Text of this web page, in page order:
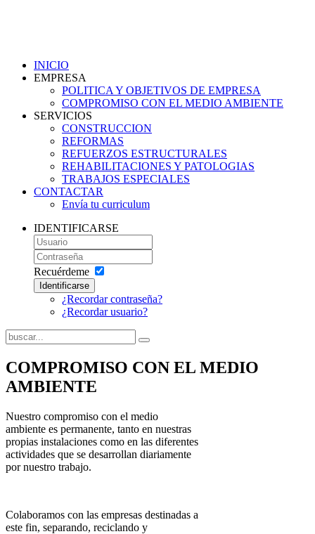
INICIO
EMPRESA
POLITICA Y OBJETIVOS DE EMPRESA
COMPROMISO CON EL MEDIO AMBIENTE
SERVICIOS
CONSTRUCCION
REFORMAS
REFUERZOS ESTRUCTURALES
REHABILITACIONES Y PATOLOGIAS
TRABAJOS ESPECIALES
CONTACTAR
Envía tu curriculum
IDENTIFICARSE
Recuérdeme
Identificarse
¿Recordar contraseña?
¿Recordar usuario?
COMPROMISO CON EL MEDIO
AMBIENTE
Nuestro compromiso con el medio
ambiente es permanente, tanto en nuestras
propias instalaciones como en las diferentes
actividades que se desarrollan diariamente
por nuestro trabajo.
Colaboramos con las empresas destinadas a
este fin, separando, reciclando y